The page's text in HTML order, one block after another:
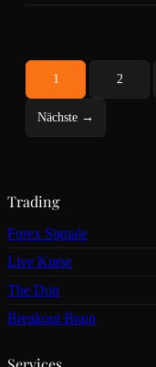
1 2
Nächste →
Trading
Forex Signale
Live Kurse
The Don
Breakout Brain